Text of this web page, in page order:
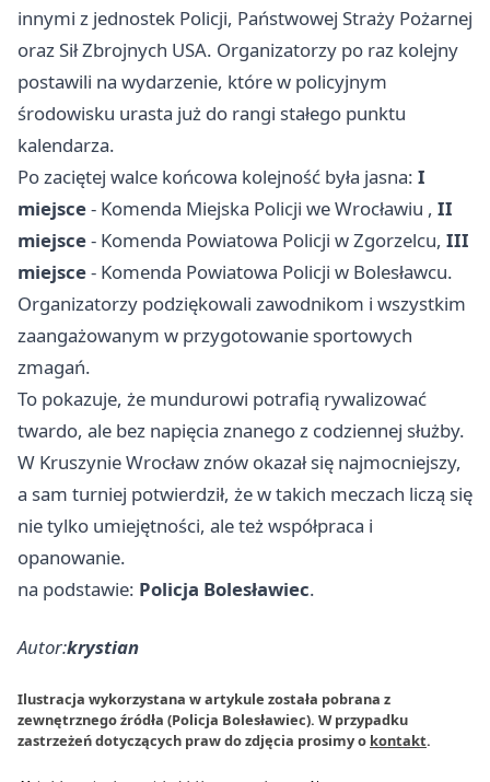
innymi z jednostek Policji, Państwowej Straży Pożarnej
oraz Sił Zbrojnych USA. Organizatorzy po raz kolejny
postawili na wydarzenie, które w policyjnym
środowisku urasta już do rangi stałego punktu
kalendarza.
Po zaciętej walce końcowa kolejność była jasna: I
miejsce- Komenda Miejska Policji weWrocławiu , II
miejsce- Komenda Powiatowa Policji w Zgorzelcu, III
miejsce- Komenda Powiatowa Policji w Bolesławcu.
Organizatorzy podziękowali zawodnikom i wszystkim
zaangażowanym w przygotowanie sportowych
zmagań.
To pokazuje, że mundurowi potrafią rywalizować
twardo, ale bez napięcia znanego z codziennej służby.
W Kruszynie Wrocław znów okazał się najmocniejszy,
a sam turniej potwierdził, że w takich meczach liczą się
nie tylko umiejętności, ale też współpraca i
opanowanie.
na podstawie: Policja Bolesławiec.
Autor:krystian
Ilustracja wykorzystana w artykule została pobrana z
zewnętrznego źródła (Policja Bolesławiec). W przypadku
zastrzeżeń dotyczących praw do zdjęcia prosimy o kontakt.